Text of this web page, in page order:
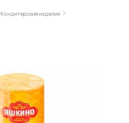
Кондитерские изделия